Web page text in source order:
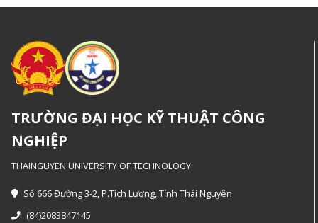
TRƯỜNG ĐẠI HỌC KỸ THUẬT CÔNG
NGHIỆP
THAINGUYEN UNIVERSITY OF TECHNOLOGY
Số 666 Đường 3-2, P.Tích Lương, Tỉnh Thái Nguyên
(84)2083847145